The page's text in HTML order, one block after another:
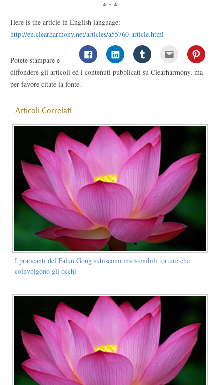
* * *
Here is the article in English language:
http://en.clearharmony.net/articles/a55760-article.html
Potete stampare e
diffondere gli articoli ed i contenuti pubblicati su Clearharmony, ma
per favore citate la fonte.
Articoli Correlati
I praticanti del Falun Gong subiscono insostenibili torture che
coinvolgono gli occhi